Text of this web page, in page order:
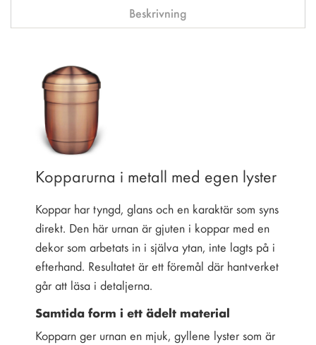
Beskrivning
Kopparurna i metall med egen lyster
Koppar har tyngd, glans och en karaktär som syns
direkt. Den här urnan är gjuten i koppar med en
dekor som arbetats in i själva ytan, inte lagts på i
efterhand. Resultatet är ett föremål där hantverket
går att läsa i detaljerna.
Samtida form i ett ädelt material
Kopparn ger urnan en mjuk, gyllene lyster som är